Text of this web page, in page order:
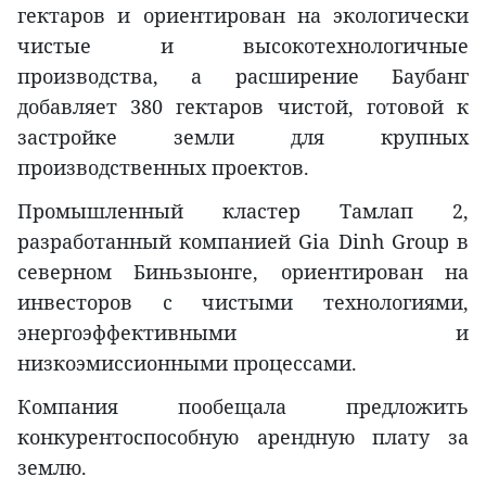
гектаров и ориентирован на экологически
чистые и высокотехнологичные
производства, а расширение Баубанг
добавляет 380 гектаров чистой, готовой к
застройке земли для крупных
производственных проектов.
Промышленный кластер Tамлап 2,
разработанный компанией Gia Dinh Group в
северном Биньзыонге, ориентирован на
инвесторов с чистыми технологиями,
энергоэффективными и
низкоэмиссионными процессами.
Компания пообещала предложить
конкурентоспособную арендную плату за
землю.